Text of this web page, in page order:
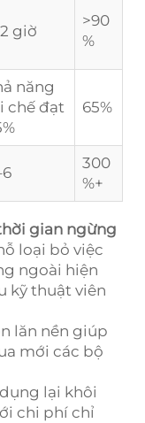
giờ
>90
%
năng
chế đạt
65%
300
%+
gian ngừng
loại bỏ việc
ngoài hiện
kỹ thuật viên
lăn nền giúp
mới các bộ
lại khôi
chi phí chỉ